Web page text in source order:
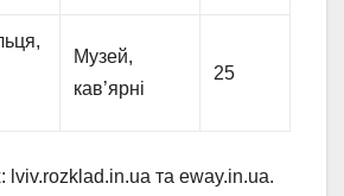
Музей,
кав’ярні
25
lviv.rozklad.in.ua та eway.in.ua.